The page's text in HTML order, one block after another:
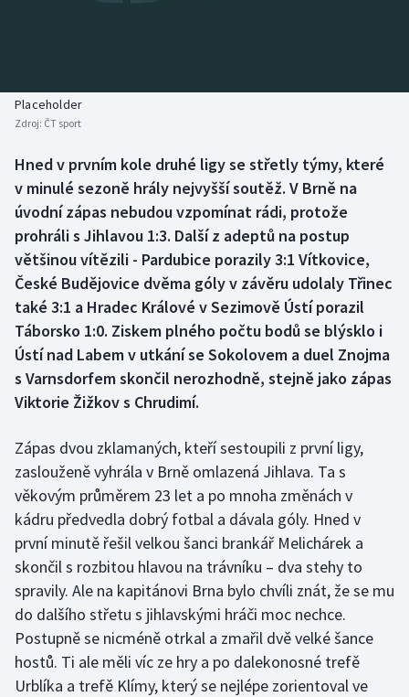
Biatlon
Box
Curling
Dostihy
Florbal
Futsal
Golf
Gymnastika
Házená
Jezdectví
Judo
Krasobruslení
Lezení
Aplikace ČT sport
Placeholder
Zdroj: ČT sport
Hned v prvním kole druhé ligy se střetly týmy, které
v minulé sezoně hrály nejvyšší soutěž. V Brně na
úvodní zápas nebudou vzpomínat rádi, protože
prohráli s Jihlavou 1:3. Další z adeptů na postup
většinou vítězili - Pardubice porazily 3:1 Vítkovice,
České Budějovice dvěma góly v závěru udolaly Třinec
také 3:1 a Hradec Králové v Sezimově Ústí porazil
Táborsko 1:0. Ziskem plného počtu bodů se blýsklo i
Ústí nad Labem v utkání se Sokolovem a duel Znojma
s Varnsdorfem skončil nerozhodně, stejně jako zápas
Viktorie Žižkov s Chrudimí.
Zápas dvou zklamaných, kteří sestoupili z první ligy,
zaslouženě vyhrála v Brně omlazená Jihlava. Ta s
věkovým průměrem 23 let a po mnoha změnách v
kádru předvedla dobrý fotbal a dávala góly. Hned v
první minutě řešil velkou šanci brankář Melichárek a
skončil s rozbitou hlavou na trávníku – dva stehy to
spravily. Ale na kapitánovi Brna bylo chvíli znát, že se mu
do dalšího střetu s jihlavskými hráči moc nechce.
Postupně se nicméně otrkal a zmařil dvě velké šance
hostů. Ti ale měli víc ze hry a po dalekonosné trefě
Urblíka a trefě Klímy, který se nejlépe zorientoval ve